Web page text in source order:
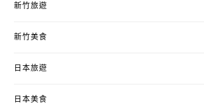
新竹旅遊
新竹美食
日本旅遊
日本美食